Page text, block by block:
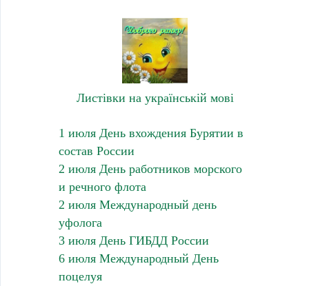
Листівки на українській мові
1 июля День вхождения Бурятии в
состав России
2 июля День работников морского
и речного флота
2 июля Международный день
уфолога
3 июля День ГИБДД России
6 июля Международный День
поцелуя